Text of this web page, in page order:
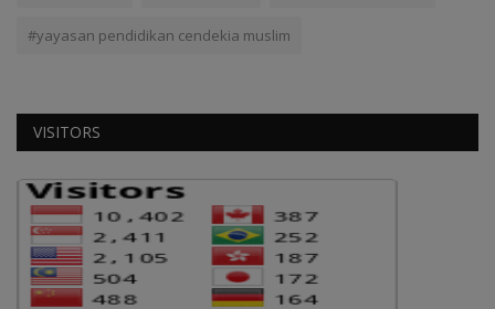
#yayasan pendidikan cendekia muslim
VISITORS